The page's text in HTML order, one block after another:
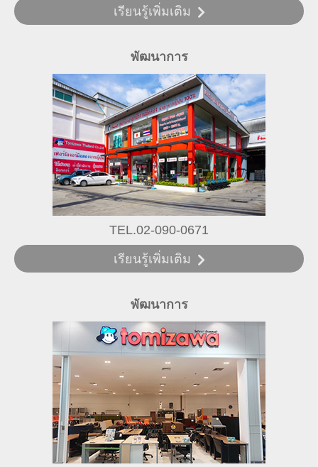
เรียนรู้เพิ่มเติม
พัฒนาการ
TEL.02-090-0671
เรียนรู้เพิ่มเติม
พัฒนาการ